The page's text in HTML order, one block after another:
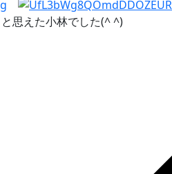
思えた小林でした(^ ^)